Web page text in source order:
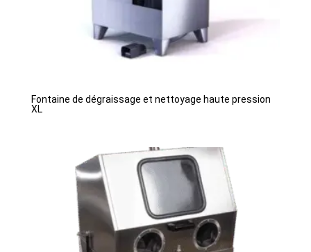
Fontaine de dégraissage et nettoyage haute pression
XL